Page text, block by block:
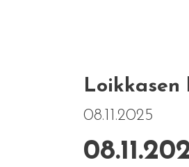
Loikkasen
08.11.2025